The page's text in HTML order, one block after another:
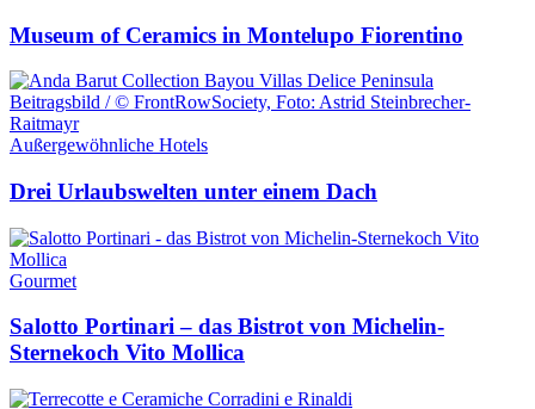
Museum of Ceramics in Montelupo Fiorentino
Außergewöhnliche Hotels
Drei Urlaubswelten unter einem Dach
Gourmet
Salotto Portinari – das Bistrot von Michelin-
Sternekoch Vito Mollica